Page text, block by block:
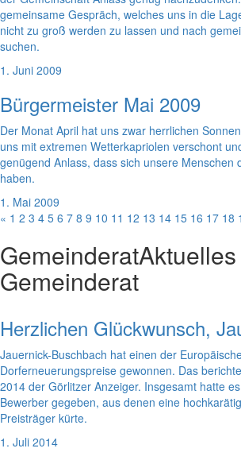
gemeinsame Gespräch, welches uns in die
nicht zu groß werden zu lassen und nach
suchen.
1. Juni 2009
Bürgermeister Mai 2009
Der Monat April hat uns zwar herrlichen
uns mit extremen Wetterkapriolen verschont
genügend Anlass, dass sich unsere Menschen
haben.
1. Mai 2009
« 1 2 3 4 5 6 7 8 9 10 11 12 13 14 15 16 17 18
Gemeinderat
Gemeinderat
Herzlichen Glückwunsch,
Jauernick-Buschbach hat einen der
Dorferneuerungspreise gewonnen. Das
2014 der Görlitzer Anzeiger. Insgesamt hatte
Bewerber gegeben, aus denen eine
Preisträger kürte.
1. Juli 2014